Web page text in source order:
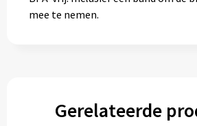
mee te nemen.
Gerelateerde